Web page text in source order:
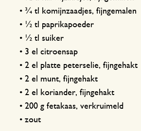
• ¾ tl komijnzaadjes, fijngemalen
• ½ tl paprikapoeder
• ½ tl suiker
• 3 el citroensap
• 2 el platte peterselie, fijngehakt
• 2 el munt, fijngehakt
• 2 el koriander, fijngehakt
• 200 g fetakaas, verkruimeld
• zout